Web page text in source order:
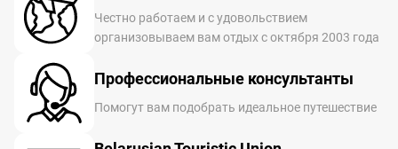
Честно работаем и с удовольствием
организовываем вам отдых с октября 2003 года
Профессиональные консультанты
Помогут вам подобрать идеальное путешествие